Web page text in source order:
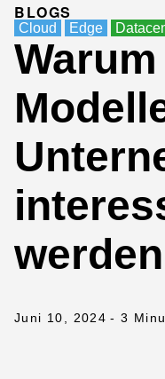
BLOGS
Cloud Edge
werden
Juni 10, 2024 - 3